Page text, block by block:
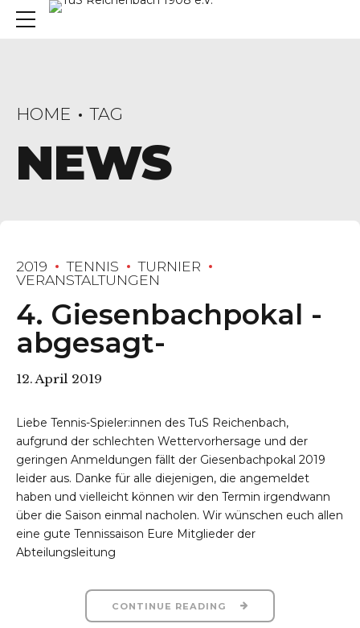
Reichenbach
HOME TAG
NEWS
2019 TENNIS
TURNIER
VERANSTALTUNGEN
4. Giesenbachpokal -
abgesagt-
12. April 2019
Liebe Tennis-Spieler:innen des TuS Reichenbach,
aufgrund der schlechten Wettervorhersage und der
geringen Anmeldungen fällt der Giesenbachpokal 2019
leider aus. Danke für alle diejenigen, die angemeldet
haben und vielleicht können wir den Termin irgendwann
über die Saison einmal nacholen. Wir wünschen euch allen
eine gute Tennissaison Eure Mitglieder der
Abteilungsleitung
CONTINUE READING